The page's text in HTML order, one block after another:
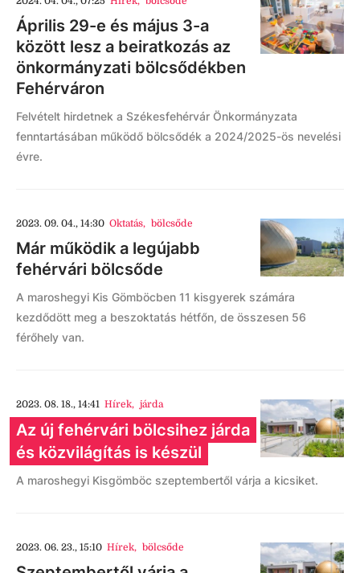
Április 29-e és május 3-a
között lesz a beiratkozás az
önkormányzati bölcsődékben
Fehérváron
Felvételt hirdetnek a Székesfehérvár Önkormányzata
fenntartásában működő bölcsődék a 2024/2025-ös nevelési
évre.
2023. 09. 04., 14:30 Oktatás, bölcsőde
Már működik a legújabb
fehérvári bölcsőde
A maroshegyi Kis Gömböcben 11 kisgyerek számára
kezdődött meg a beszoktatás hétfőn, de összesen 56
férőhely van.
2023. 08. 18., 14:41 Hírek, járda
Az új fehérvári bölcsihez járda
és közvilágítás is készül
A maroshegyi Kisgömböc szeptembertől várja a kicsiket.
2023. 06. 23., 15:10 Hírek, bölcsőde